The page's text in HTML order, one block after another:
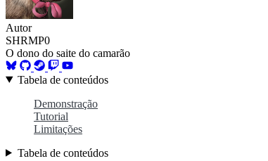
Autor
SHRMP0
O dono do saite do camarão
Tabela de conteúdos
Demonstração
Tutorial
Limitações
Tabela de conteúdos